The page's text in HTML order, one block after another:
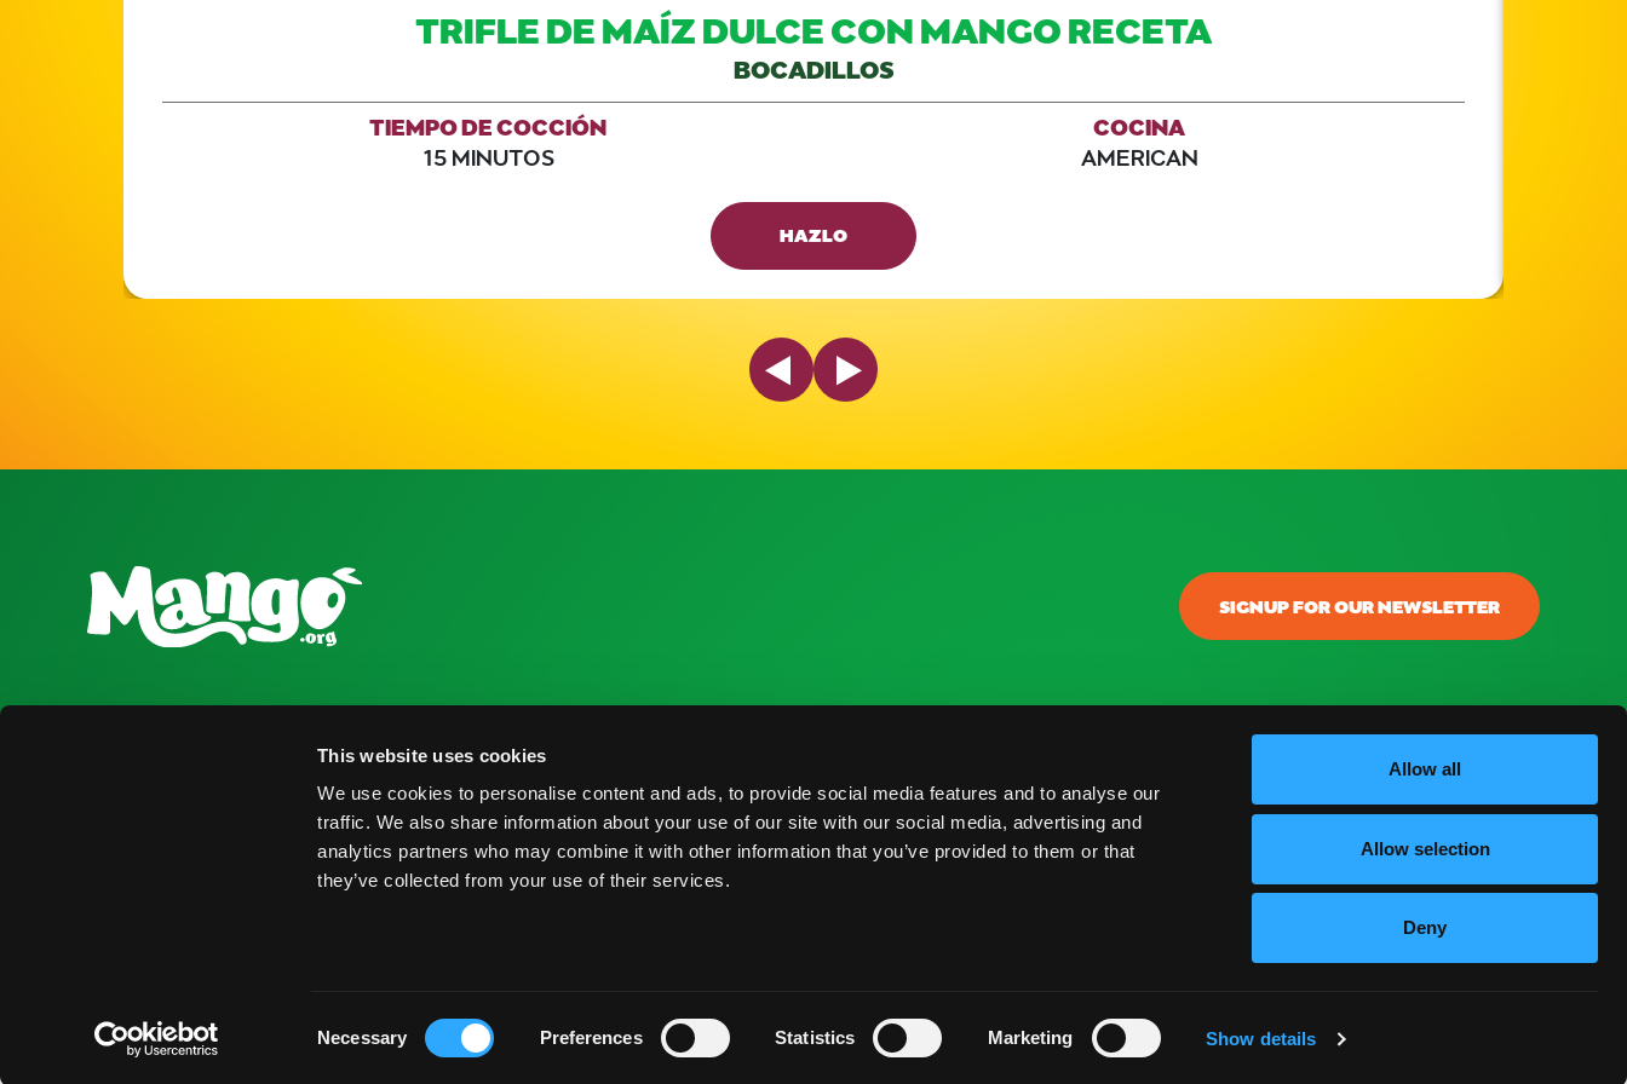
This website uses cookies
We use cookies to personalise content and ads, to provide social media features and to analyse our
traffic. We also share information about your use of our site with our social media, advertising and
analytics partners who may combine it with other information that you’ve provided to them or that
they’ve collected from your use of their services.
Necessary Preferences Statistics Marketing Show details
Allow all
Allow selection
Deny
TRIFLE DE MAÍZ DULCE CON MANGO RECETA
BOCADILLOS
TIEMPO DE COCCIÓN
15 MINUTOS
COCINA
AMERICAN
HAZLO
Previous SlideNext Slide
SIGNUP FOR OUR NEWSLETTER
National Mango Board
Recursos para la Industria
Obtener Informe de Cosecha
Encontrar Proveedores
Eventos
Recursos de Investigación
Informe de Cosecha
Prácticas Postcosecha
Conectar
Blog
Preguntas Frecuentes